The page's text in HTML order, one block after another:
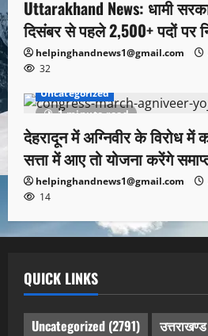
Uttarakhand News: धामी
दिसंबर से पहले 2,500+ पदों पर
helpinghandnews1@gmail.com
32
1 minute read
Uncategorized
देहरादून में अग्निवीर के विरोध में
सत्ता में आए तो योजना करेंगे
helpinghandnews1@gmail.com
14
QUICK LINKS
Uncategorized (2791) उत्तराखण्ड